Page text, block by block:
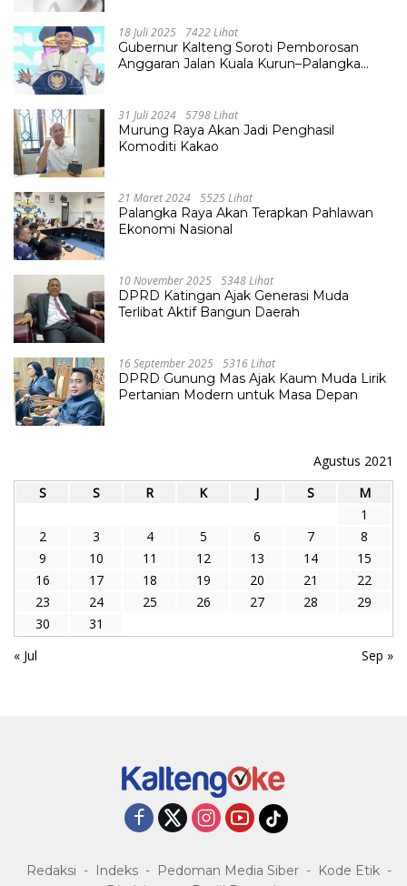
18 Juli 2025 7422 Lihat
Gubernur Kalteng Soroti Pemborosan
Anggaran Jalan Kuala Kurun–Palangka
31 Juli 2024 5798 Lihat
Murung Raya Akan Jadi Penghasil
Komoditi Kakao
21 Maret 2024 5525 Lihat
Palangka Raya Akan Terapkan Pahlawan
Ekonomi Nasional
10 November 2025 5348 Lihat
DPRD Katingan Ajak Generasi Muda
Terlibat Aktif Bangun Daerah
16 September 2025 5316 Lihat
DPRD Gunung Mas Ajak Kaum Muda Lirik
Pertanian Modern untuk Masa Depan
Agustus 2021
S
S R K J S
M
1
2
3 4 5 6 7
8
9
10 11 12 13 14
15
16
17 18 19 20 21
22
23
24 25 26 27 28
29
30
31
« Jul
Sep »
Redaksi Indeks Pedoman Media Siber
Kode Etik